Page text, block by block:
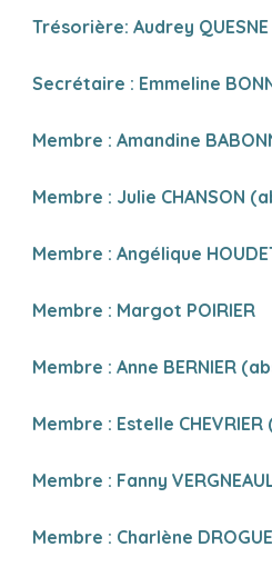
Trésorière:Audrey QUESNE
Secrétaire : Emmeline
Membre : Amandine
Membre : Julie CHANSON
Membre : Angélique
Membre : Margot POIRIER
Membre :Anne BERNIER
Membre : Estelle
Membre : Fanny VER
Membre : Charlène